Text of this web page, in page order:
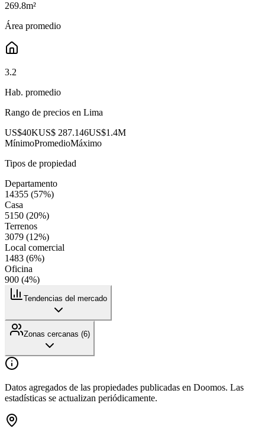
269.8m²
Área promedio
3.2
Hab. promedio
Rango de precios en Lima
US$40KUS$ 287.146US$1.4M
MínimoPromedioMáximo
Tipos de propiedad
Departamento
14355 (57%)
Casa
5150 (20%)
Terrenos
3079 (12%)
Local comercial
1483 (6%)
Oficina
900 (4%)
Tendencias del mercado
Zonas cercanas (6)
Datos agregados de las propiedades publicadas en Doomos. Las
estadísticas se actualizan periódicamente.